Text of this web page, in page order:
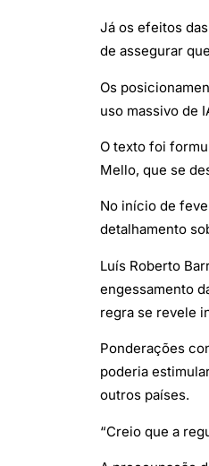
Já os efeitos
de assegurar
Os
uso massivo de
O texto foi
Mello, que se
No início de
detalhamento
Luís Roberto
engessamento
regra se revele
Ponderações
poderia
outros países.
“Creio que a